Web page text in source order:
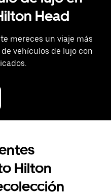
Head
mereces un viaje más
de vehículos de lujo con
Hilton